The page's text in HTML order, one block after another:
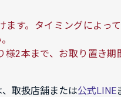
ます。タイミングによっ
様2本まで、お取り置き
取扱店舗または公式LINE